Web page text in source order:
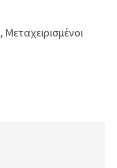
, Μεταχειρισμένοι